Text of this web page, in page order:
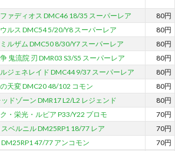
ァディオス DMC46 18/35 スーパーレア
80円
ルス DMC54 5/20/Y8 スーパーレア
80円
ルザム DMC50 8/30/Y7 スーパーレア
80円
鬼流院 刃 DMR03 S3/S5 スーパーレア
80円
ジェネレイド DMC44 9/37 スーパーレア
80円
天変 DMC20 48/102 コモン
80円
ドゾーン DMR17 L2/L2 レジェンド
80円
・栄光・ルピア P33/Y22 プロモ
70円
ベルニル DM25RP1 18/77 レア
70円
47/77 アンコモン 70円